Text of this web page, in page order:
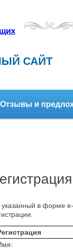
САЙТ
Отзывы и
в форме